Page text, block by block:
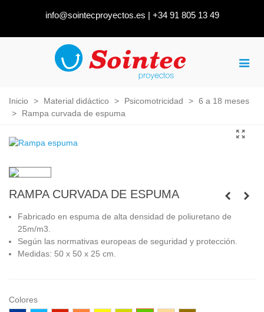
info@sointecproyectos.es | +34 91 805 13 49
Inicio > Material didáctico > Psicomotricidad > 6 a 18 meses
>
Rampa curvada de espuma
RAMPA CURVADA DE ESPUMA
Fabricado en espuma de alta densidad de poliuretano de
25m/m3.
Según las normativas europeas de seguridad y protección.
Medidas: 50 x 50 x 25 cm.
Colores